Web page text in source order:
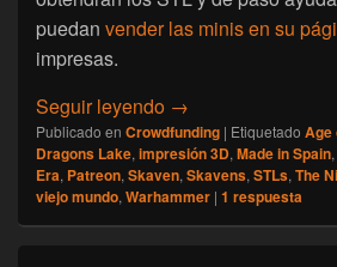
puedan vender las minis en su
impresas.
Seguir leyendo [Dragon’s Lake]
→
Publicado en Crowdfunding | Etiquetado Age
Dragons Lake, impresión 3D, Made in Spain,
Era, Patreon, Skaven, Skavens, STLs, The
viejo mundo, Warhammer | 1 respuesta